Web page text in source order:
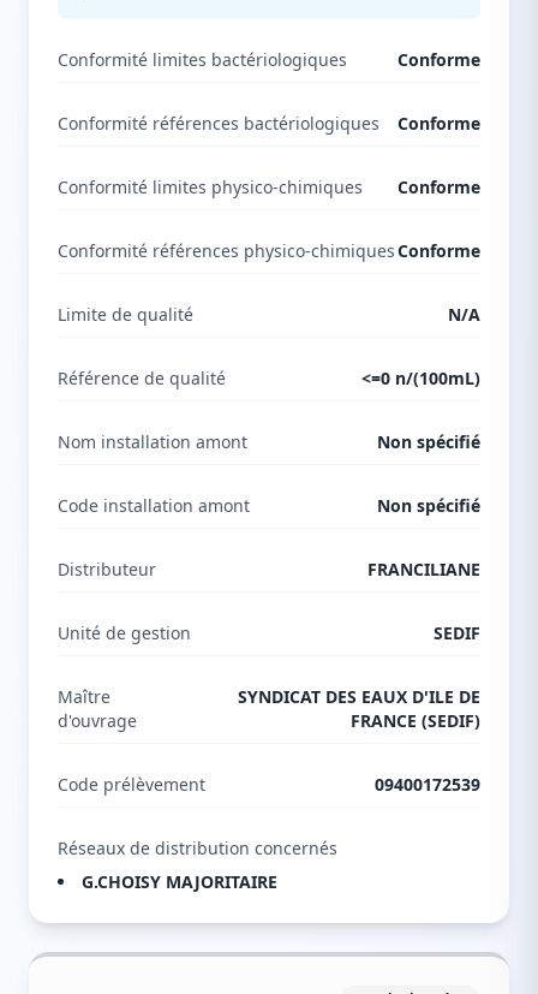
Conformité limites bactériologiques Conforme
Conformité références bactériologiques Conforme
Conformité limites physico-chimiques Conforme
Conformité références physico-chimiquesConforme
Limite de qualité N/A
Référence de qualité <=0 n/(100mL)
Nom installation amont Non spécifié
Code installation amont Non spécifié
Distributeur FRANCILIANE
Unité de gestion SEDIF
Maître
d'ouvrage
SYNDICAT DES EAUX D'ILE DE
FRANCE (SEDIF)
Code prélèvement 09400172539
Réseaux de distribution concernés
G.CHOISY MAJORITAIRE